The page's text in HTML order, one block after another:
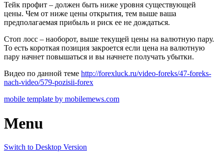
Тейк профит – должен быть ниже уровня существующей
цены. Чем от ниже цены открытия, тем выше ваша
предполагаемая прибыль и риск ее не дождаться.
Стоп лосс – наоборот, выше текущей цены на валютную пару.
То есть короткая позиция закроется если цена на валютную
пару начнет повышаться и вы начнете получать убытки.
Видео по данной теме http://forexluck.ru/video-foreks/47-foreks-
nach-video/579-pozisii-forex
mobile template by mobilemews.com
Menu
Switch to Desktop Version